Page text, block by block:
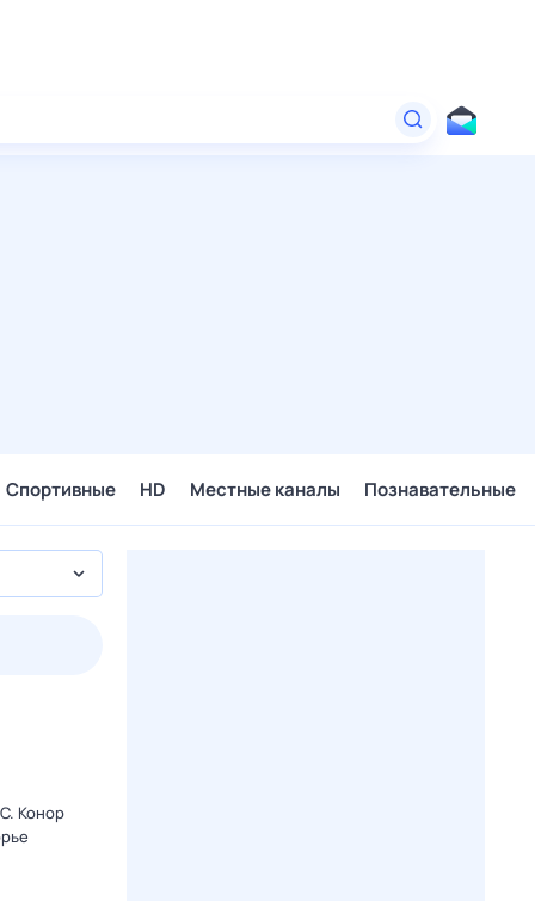
Спортивные HD Местные каналы Познавательные
Конор